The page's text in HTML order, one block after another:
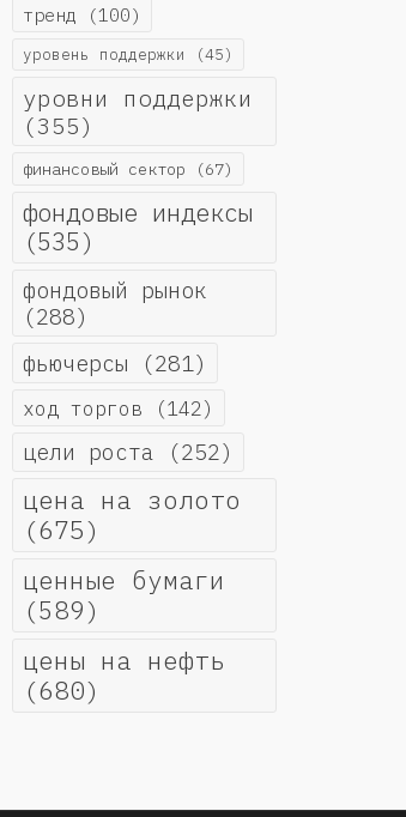
тренд (100)
уровень поддержки (45)
уровни поддержки
(355)
финансовый сектор (67)
фондовые индексы
(535)
фондовый рынок
(288)
фьючерсы (281)
ход торгов (142)
цели роста (252)
цена на золото
(675)
ценные бумаги
(589)
цены на нефть
(680)